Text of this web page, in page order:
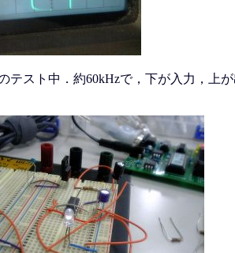
テスト中．約60kHzで，下が入力，上